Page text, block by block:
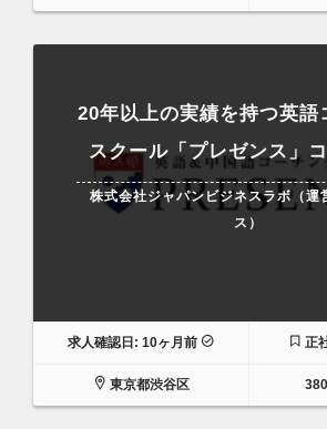
20年以上の実績を持つ英語
スクール「プレゼンス」
株式会社ジャパンビジネスラボ（運
ス）
求人確認日: 10ヶ月前 正
東京都渋谷区